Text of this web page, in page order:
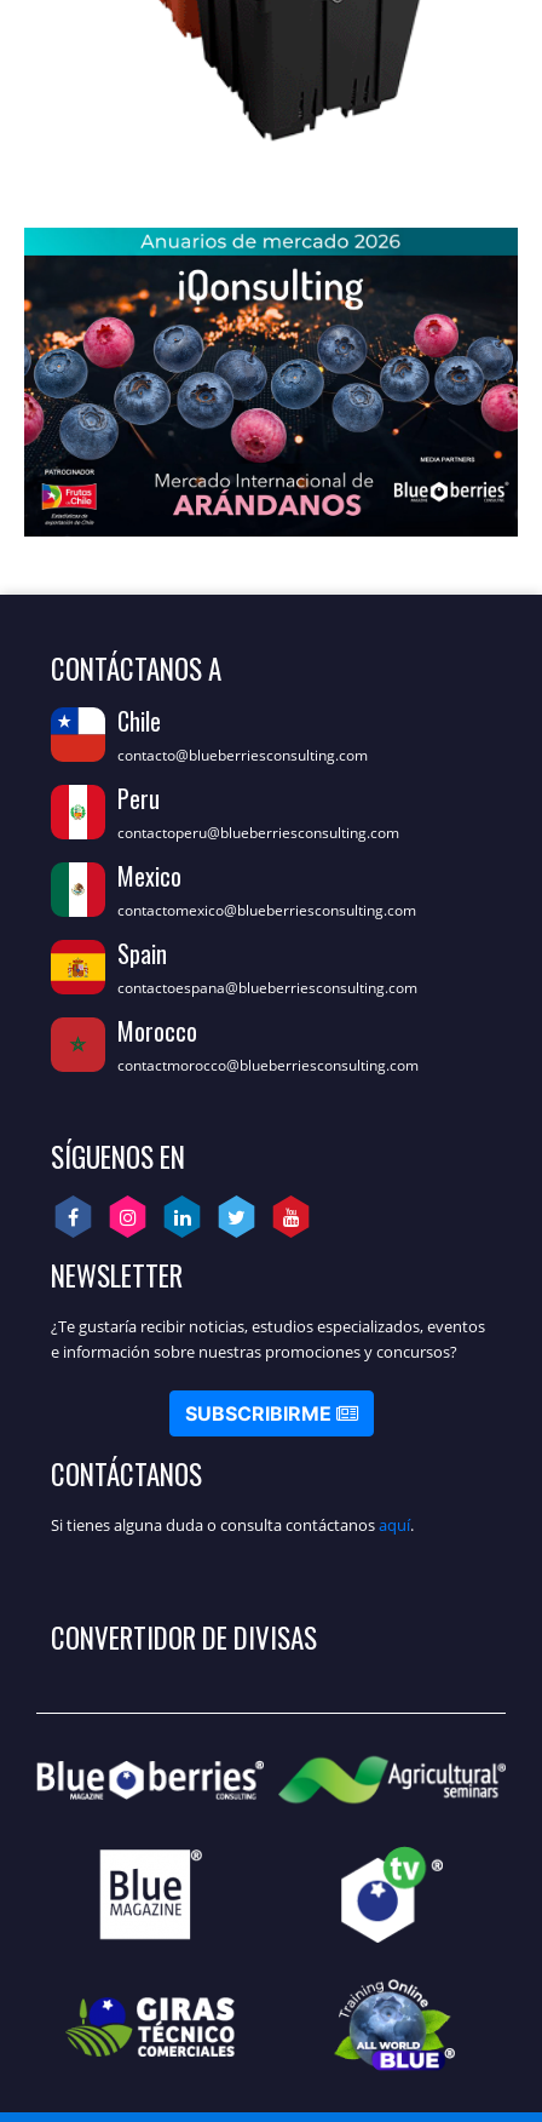
CONTÁCTANOS A
Chile
contacto@blueberriesconsulting.com
Peru
contactoperu@blueberriesconsulting.com
Mexico
contactomexico@blueberriesconsulting.com
Spain
contactoespana@blueberriesconsulting.com
Morocco
contactmorocco@blueberriesconsulting.com
SÍGUENOS EN
NEWSLETTER
¿Te gustaría recibir noticias, estudios especializados, eventos
e información sobre nuestras promociones y concursos?
SUBSCRIBIRME
CONTÁCTANOS
Si tienes alguna duda o consulta contáctanosaquí.
CONVERTIDOR DE DIVISAS